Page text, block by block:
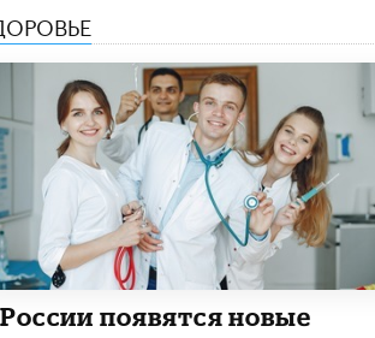
Минпросвещения просят добавить в
школьные учебники примеры женщин-
инженеров
5 ИЮНЯ / УЧЕБНИКИ
Уличенный в списывании школьник
вернул себе призовое место на
олимпиаде через суд
5 ИЮНЯ /ЧТО ПРОИСХОДИТ?
для повторения в 10–11-х классах
появятся новые